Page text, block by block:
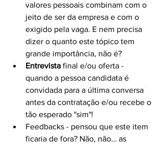
valores pessoais combinam com o
jeito de ser da empresa e com o
exigido pela vaga. E nem precisa
dizer o quanto este tópico tem
grande importância, não é?
Entrevista final e/ou oferta -
quando a pessoa candidata é
convidada para a última conversa
antes da contratação e/ou recebe o
tão esperado "sim"!
Feedbacks - pensou que este item
ficaria de fora? Não, não… as